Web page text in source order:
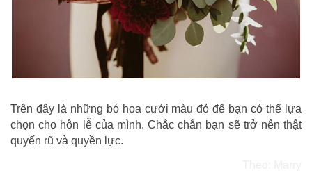
Trên đây là những bó hoa cưới màu đỏ để bạn có thể lựa
chọn cho hôn lễ của mình. Chắc chắn bạn sẽ trở nên thật
quyến rũ và quyền lực.